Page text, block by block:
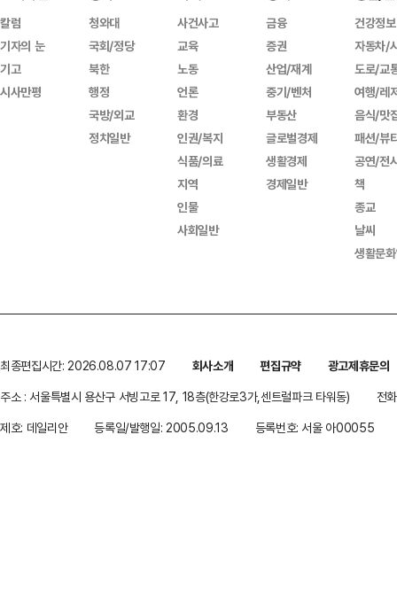
칼럼
기자의 눈
기고
시사만평
청와대
국회/정당
북한
행정
국방/외교
정치일반
사건사고
교육
노동
언론
환경
인권/복지
식품/의료
지역
인물
사회일반
금융
증권
산업/재계
중기/벤처
부동산
글로벌경제
생활경제
경제일반
건강정보
자동차/
도로/교
여행/레
음식/맛
패션/뷰
공연/전
책
종교
날씨
생활문
최종편집시간: 2026.08.07 17:07 회사소개 편집규약
광고제휴문의
주소 : 서울특별시 용산구 서빙고로 17, 18층(한강로3가,센트럴파크 타워동)
전
제호: 데일리안
등록일/발행일: 2005.09.13 등록번호: 서울 아00055